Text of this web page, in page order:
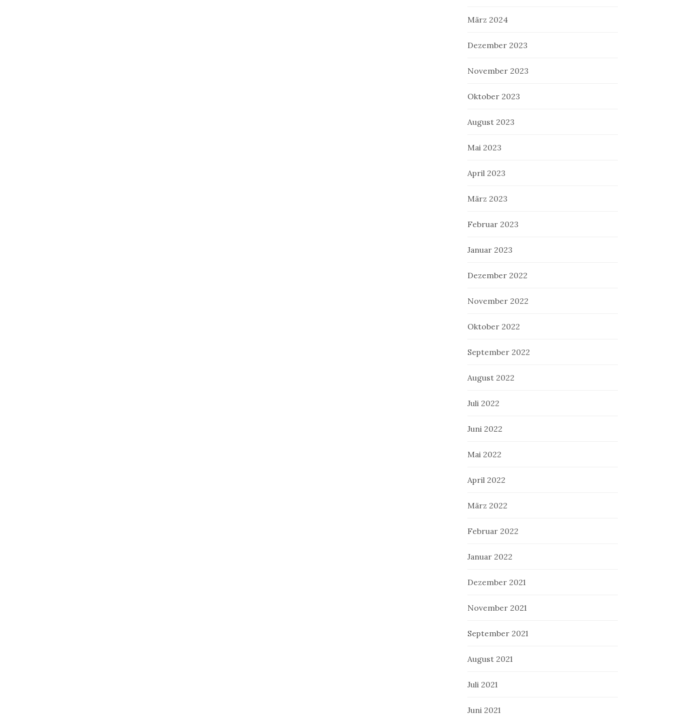
März 2024
Dezember 2023
November 2023
Oktober 2023
August 2023
Mai 2023
April 2023
März 2023
Februar 2023
Januar 2023
Dezember 2022
November 2022
Oktober 2022
September 2022
August 2022
Juli 2022
Juni 2022
Mai 2022
April 2022
März 2022
Februar 2022
Januar 2022
Dezember 2021
November 2021
September 2021
August 2021
Juli 2021
Juni 2021